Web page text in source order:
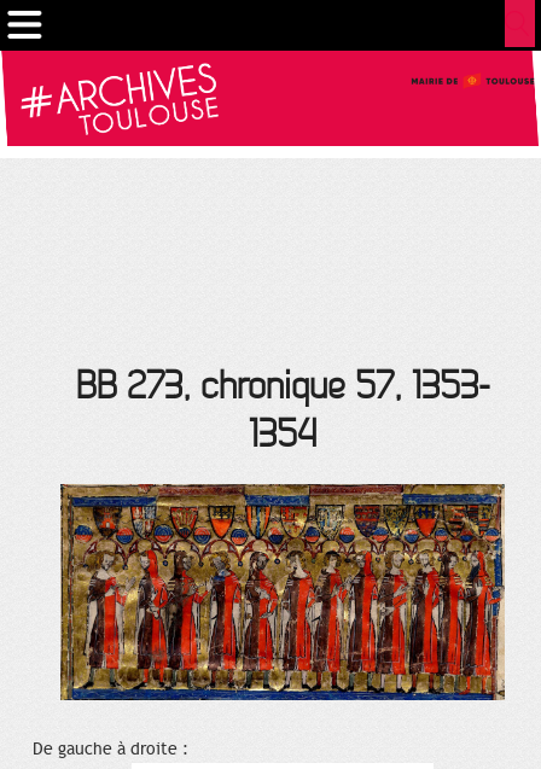
BB 273, chronique 57, 1353-
1354
De gauche à droite :
Cookies management panel